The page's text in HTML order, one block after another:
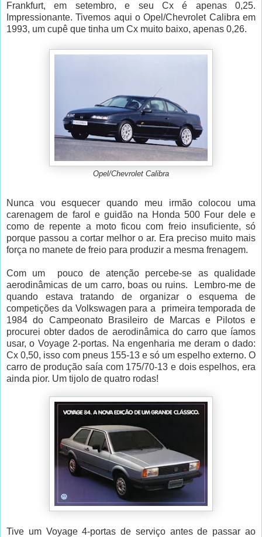
Frankfurt, em setembro, e seu Cx é apenas 0,25.
Impressionante. Tivemos aqui o Opel/Chevrolet Calibra em
1993, um cupê que tinha um Cx muito baixo, apenas 0,26.
Opel/Chevrolet Calibra
Nunca vou esquecer quando meu irmão colocou uma
carenagem de farol e guidão na Honda 500 Four dele e
como de repente a moto ficou com freio insuficiente, só
porque passou a cortar melhor o ar. Era preciso muito mais
força no manete de freio para produzir a mesma frenagem.
Com um pouco de atenção percebe-se as qualidade
aerodinâmicas de um carro, boas ou ruins. Lembro-me de
quando estava tratando de organizar o esquema de
competições da Volkswagen para a primeira temporada de
1984 do Campeonato Brasileiro de Marcas e Pilotos e
procurei obter dados de aerodinâmica do carro que íamos
usar, o Voyage 2-portas. Na engenharia me deram o dado:
Cx 0,50, isso com pneus 155-13 e só um espelho externo. O
carro de produção saía com 175/70-13 e dois espelhos, era
ainda pior. Um tijolo de quatro rodas!
Tive um Voyage 4-portas de serviço antes de passar ao